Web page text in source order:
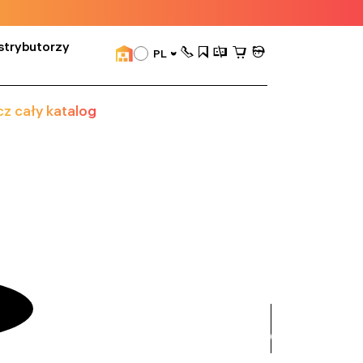
PL
cały katalog
zobacz
wszystko